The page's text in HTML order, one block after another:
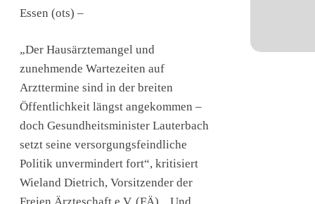
Essen (ots) –
„Der Hausärztemangel und
zunehmende Wartezeiten auf
Arzttermine sind in der breiten
Öffentlichkeit längst angekommen –
doch Gesundheitsminister Lauterbach
setzt seine versorgungsfeindliche
Politik unvermindert fort“, kritisiert
Wieland Dietrich, Vorsitzender der